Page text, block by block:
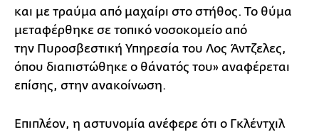
και με τραύμα από μαχαίρι στο στήθος. Το θύμα
μεταφέρθηκε σε τοπικό νοσοκομείο από
την Πυροσβεστική Υπηρεσία του Λος Άντζελες,
όπου διαπιστώθηκε ο θάνατός του» αναφέρεται
επίσης, στην ανακοίνωση.
Επιπλέον, η αστυνομία ανέφερε ότι ο Γκλέντχιλ